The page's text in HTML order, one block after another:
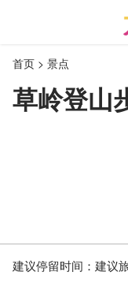
首页 景点
草岭登山
建议停留时间： 建议